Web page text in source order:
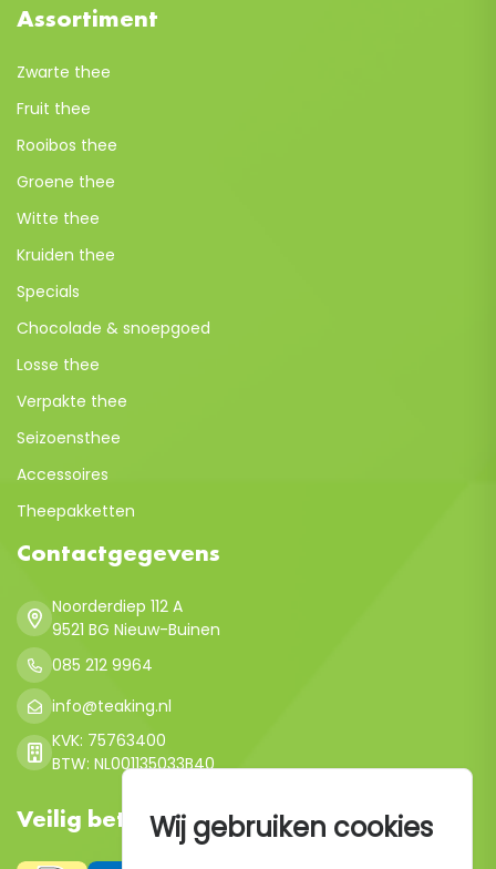
Assortiment
Zwarte thee
Fruit thee
Rooibos thee
Groene thee
Witte thee
Kruiden thee
Specials
Chocolade & snoepgoed
Losse thee
Verpakte thee
Seizoensthee
Accessoires
Theepakketten
Contactgegevens
Noorderdiep 112 A
9521 BG Nieuw-Buinen
085 212 9964
info@teaking.nl
KVK: 75763400
BTW: NL001135033B40
Veilig betalenWij gebruiken cookies